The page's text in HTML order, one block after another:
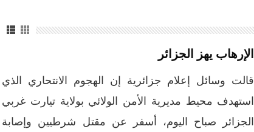
الإرهاب يهز الجزائر
قالت وسائل إعلام جزائرية إن الهجوم الانتحاري الذي
استهدف محيط مديرية الأمن الولائي بولاية تيارت غربي
الجزائر صباح اليوم، أسفر عن مقتل شرطيين وإصابة